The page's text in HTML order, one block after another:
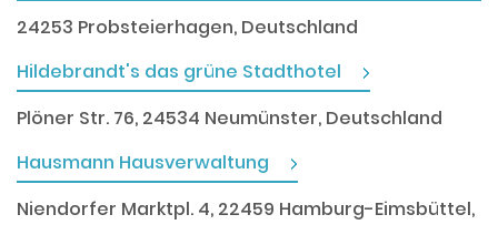
24253 Probsteierhagen, Deutschland
Hildebrandt's das grüne Stadthotel
Plöner Str. 76, 24534 Neumünster, Deutschland
Hausmann Hausverwaltung
Niendorfer Marktpl. 4, 22459 Hamburg-Eimsbüttel,